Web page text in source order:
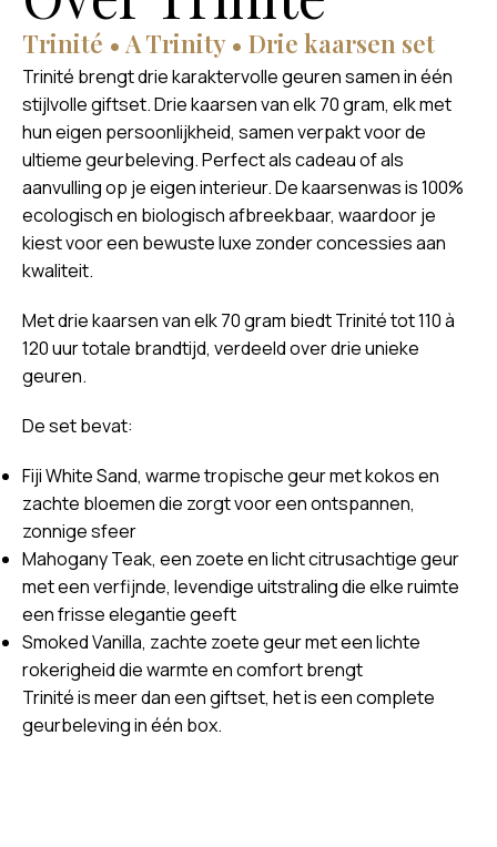
Trinité • A Trinity • Drie kaarsen set
Trinité brengt drie karaktervolle geuren samen in één
stijlvolle giftset. Drie kaarsen van elk 70 gram, elk met
hun eigen persoonlijkheid, samen verpakt voor de
ultieme geurbeleving. Perfect als cadeau of als
aanvulling op je eigen interieur. De kaarsenwas is 100%
ecologisch en biologisch afbreekbaar, waardoor je
kiest voor een bewuste luxe zonder concessies aan
kwaliteit.
Met drie kaarsen van elk 70 gram biedt Trinité tot 110 à
120 uur totale brandtijd, verdeeld over drie unieke
geuren.
De set bevat:
Fiji White Sand, warme tropische geur met kokos en
zachte bloemen die zorgt voor een ontspannen,
zonnige sfeer
Mahogany Teak, een zoete en licht citrusachtige geur
met een verfijnde, levendige uitstraling die elke ruimte
een frisse elegantie geeft
Smoked Vanilla, zachte zoete geur met een lichte
rokerigheid die warmte en comfort brengt
Trinité is meer dan een giftset, het is een complete
geurbeleving in één box.